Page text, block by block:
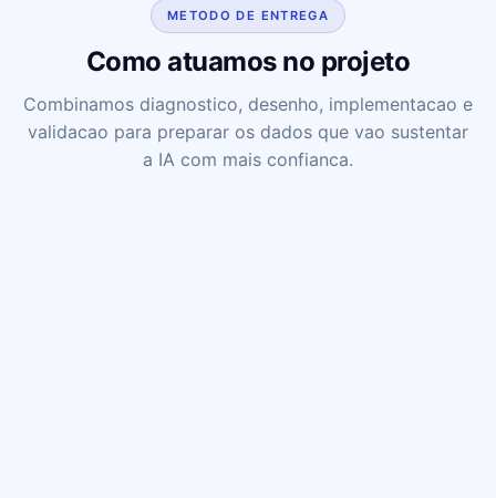
METODO DE ENTREGA
Como atuamos no projeto
Combinamos diagnostico, desenho, implementacao e
validacao para preparar os dados que vao sustentar
a IA com mais confianca.